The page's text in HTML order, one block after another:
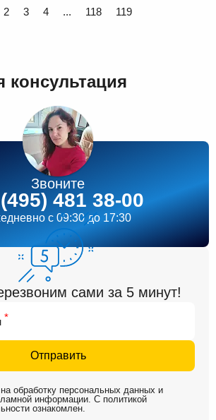
2 3 4 ... 118 119
консультация
Звоните
481 38-00
c 09:30 до 17:30
сами за 5 минут!
*
Отправить
обработку персональных данных и
информации. С политикой
ознакомлен.